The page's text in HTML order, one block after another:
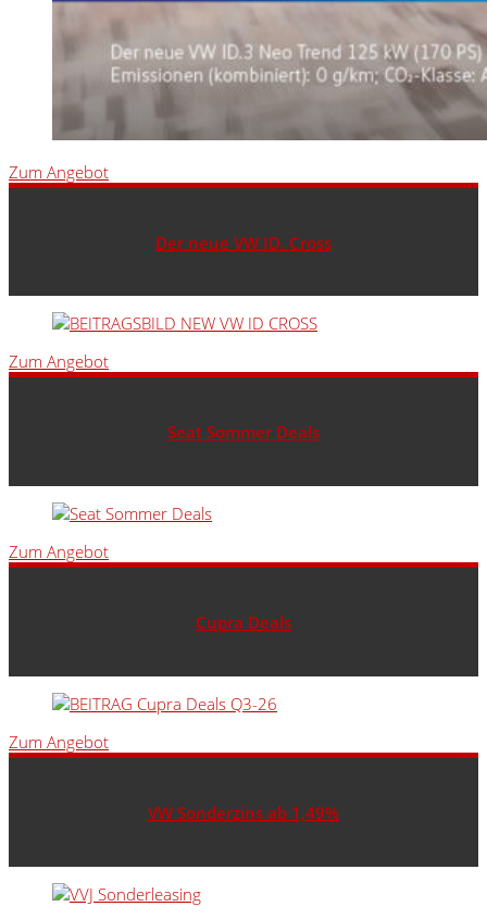
Zum Angebot
Der neue VW ID. Cross
Zum Angebot
Seat Sommer Deals
Zum Angebot
Cupra Deals
Zum Angebot
VW Sonderzins ab 1,49%